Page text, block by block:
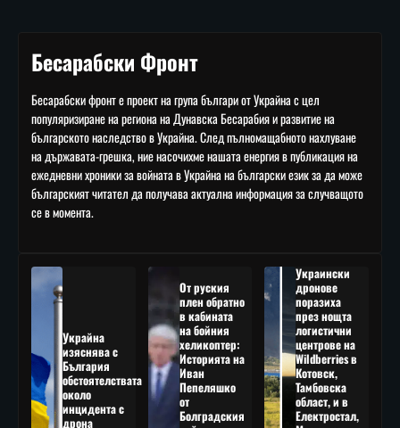
Бесарабски Фронт
Бесарабски фронт е проект на група българи от Украйна с цел
популяризиране на региона на Дунавска Бесарабия и развитие на
българското наследство в Украйна. След пълномащабното нахлуване
на държавата-грешка, ние насочихме нашата енергия в публикация на
ежедневни хроники за войната в Украйна на български език за да може
българският читател да получава актуална информация за случващото
се в момента.
Украйна
изяснява с
България
обстоятелствата
около
инцидента с
дрона
От руския
плен обратно
в кабината
на бойния
хеликоптер:
Историята на
Иван
Пепеляшко
от
Болградския
Украински
дронове
поразиха
през нощта
логистични
центрове на
Wildberries в
Котовск,
Тамбовска
област, и в
Електростал,